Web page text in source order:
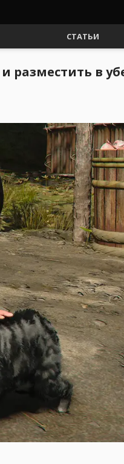
СТАТЬИ
разместить в